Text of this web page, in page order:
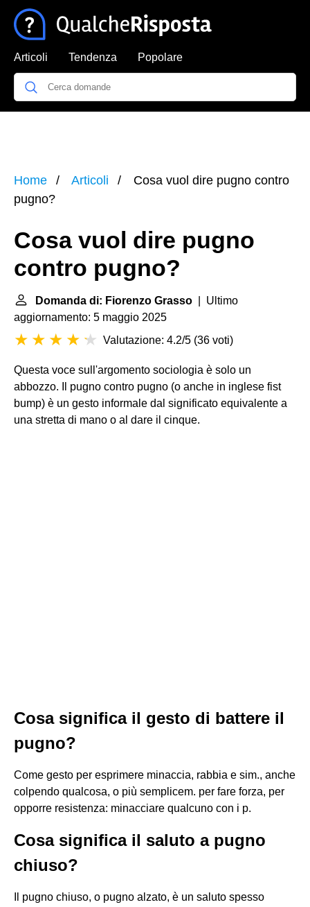
Articoli Tendenza Popolare
Home Articoli
Cosa vuol dire pugno contro
pugno?
Cosa vuol dire pugno
contro pugno?
Domanda di: Fiorenzo Grasso | Ultimo
aggiornamento: 5 maggio 2025
Valutazione: 4.2/5 (36 voti)
Questa voce sull'argomento sociologia è solo un
abbozzo. Il pugno contro pugno (o anche in inglese fist
bump) è un gesto informale dal significato equivalente a
una stretta di mano o al dare il cinque.
Cosa significa il gesto di battere il
pugno?
Come gesto per esprimere minaccia, rabbia e sim., anche
colpendo qualcosa, o più semplicem. per fare forza, per
opporre resistenza: minacciare qualcuno con i p.
Cosa significa il saluto a pugno
chiuso?
Il pugno chiuso, o pugno alzato, è un saluto spesso